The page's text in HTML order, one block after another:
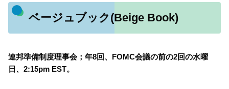
ベージュブック(Beige Book)
連邦準備制度理事会；年8回、FOMC会議の前の2回の水曜
日、2:15pm EST。